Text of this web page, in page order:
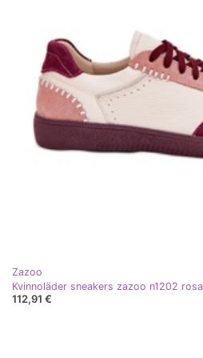
Zazoo
Kvinnoläder sneakers zazoo n1202 rosa
112,91 €